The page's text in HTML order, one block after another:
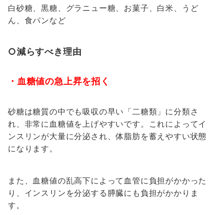
白砂糖、黒糖、グラニュー糖、お菓子、白米、うど
ん、食パンなど
○減らすべき理由
・血糖値の急上昇を招く
砂糖は糖質の中でも吸収の早い「二糖類」に分類さ
れ、非常に血糖値を上げやすいです。これによってイ
ンスリンが大量に分泌され、体脂肪を蓄えやすい状態
になります。
また、血糖値の乱高下によって血管に負担がかかった
り、インスリンを分泌する膵臓にも負担がかかりま
す。